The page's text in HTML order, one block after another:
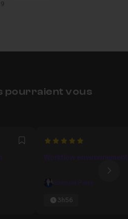
pourraient vous
Favori
5
Workflow
Samuel Paire
3h56